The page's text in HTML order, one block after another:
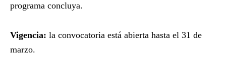
programa concluya.
Vigencia: la convocatoria está abierta hasta el 31 de
marzo.